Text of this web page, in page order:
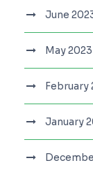
June
May 2023
February
January